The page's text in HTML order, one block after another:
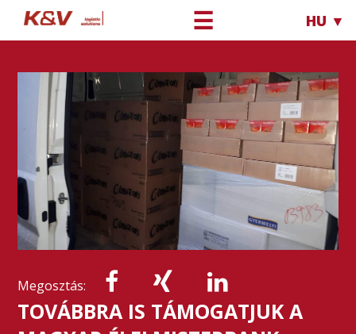
☰ HU ▼
Megosztás:
TOVÁBBRA IS TÁMOGATJUK A